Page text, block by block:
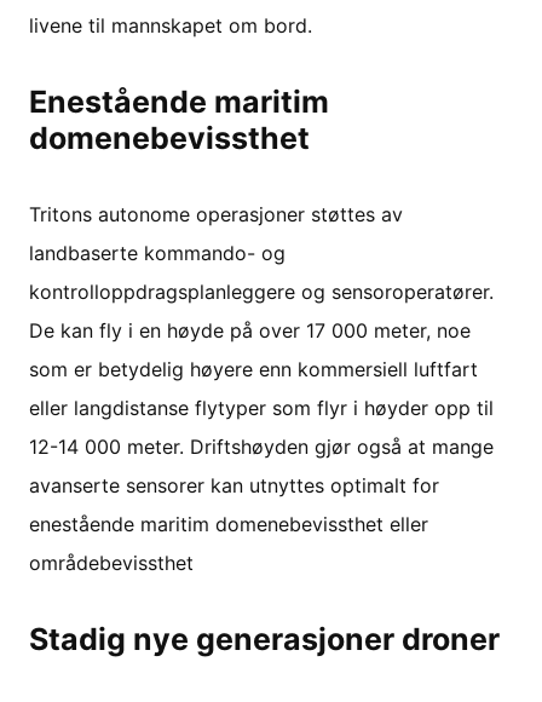
livene til mannskapet om bord.
Enestående maritim
domenebevissthet
Tritons autonome operasjoner støttes av
landbaserte kommando- og
kontrolloppdragsplanleggere og sensoroperatører.
De kan fly i en høyde på over 17 000 meter, noe
som er betydelig høyere enn kommersiell luftfart
eller langdistanse flytyper som flyr i høyder opp til
12-14 000 meter. Driftshøyden gjør også at mange
avanserte sensorer kan utnyttes optimalt for
enestående maritim domenebevissthet eller
områdebevissthet
Stadig nye generasjoner droner